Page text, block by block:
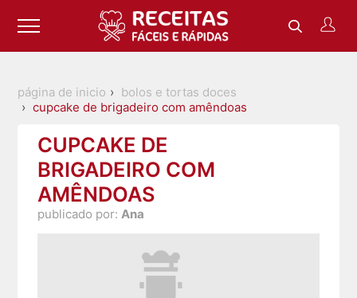
página de inicio
bolos e tortas doces
cupcake de brigadeiro com amêndoas
CUPCAKE DE
BRIGADEIRO COM
AMÊNDOAS
publicado por:Ana